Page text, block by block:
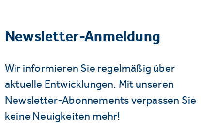
Newsletter-Anmeldung
Wir informieren Sie regelmäßig über
aktuelle Entwicklungen. Mit unseren
Newsletter-Abonnements verpassen Sie
keine Neuigkeiten mehr!